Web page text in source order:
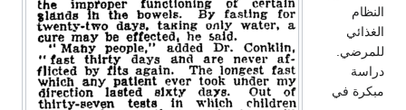
النظام
الغذائي
للمرضي.
دراسة
مبكرة في